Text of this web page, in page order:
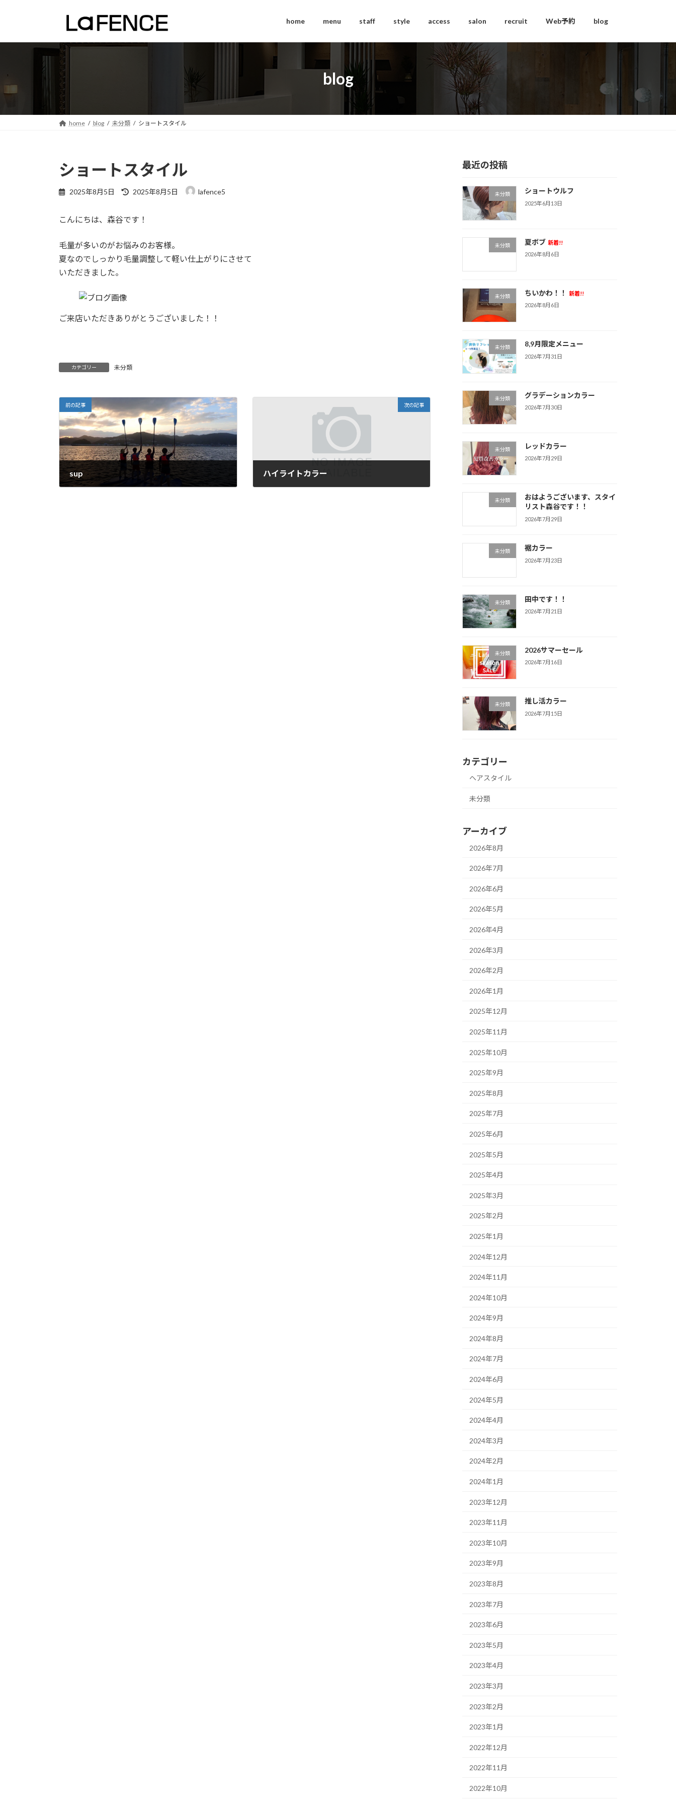
ン
ス
プ
ー
ン
動
home menu staff style access salon recruit Web予約 blog
blog
home blog 未分類 ショートスタイル
ショートスタイル
2025年8月5日
最
新
時
:
2025年8月5日 lafence5
こんにちは、森谷です！
毛量が多いのがお悩みのお客様。
夏なのでしっかり毛量調整して軽い仕上がりにさせて
いただきました。
ご来店いただきありがとうございました！！
カテゴリー 未分類
前の記事
sup
次の記事
ハイライトカラー
最近の投稿
未分類 ショートウルフ
2025年6月13日
未分類 夏ボブ 新着!!
2026年8月6日
未分類 ちいかわ！！
新着!!
2026年8月6日
未分類 8,9月限定メニュー
2026年7月31日
未分類 グラデーションカラー
2026年7月30日
未分類 レッドカラー
2026年7月29日
未分類
おはようございます、スタイ
リスト森谷です！！
2026年7月29日
未分類 裾カラー
2026年7月23日
未分類 田中です！！
2026年7月21日
未分類 2026サマーセール
2026年7月16日
未分類 推し活カラー
2026年7月15日
カテゴリー
ヘアスタイル
未分類
アーカイブ
2026年8月
2026年7月
2026年6月
2026年5月
2026年4月
2026年3月
2026年2月
2026年1月
2025年12月
2025年11月
2025年10月
2025年9月
2025年8月
2025年7月
2025年6月
2025年5月
2025年4月
2025年3月
2025年2月
2025年1月
2024年12月
2024年11月
2024年10月
2024年9月
2024年8月
2024年7月
2024年6月
2024年5月
2024年4月
2024年3月
2024年2月
2024年1月
2023年12月
2023年11月
2023年10月
2023年9月
2023年8月
2023年7月
2023年6月
2023年5月
2023年4月
2023年3月
2023年2月
2023年1月
2022年12月
2022年11月
2022年10月